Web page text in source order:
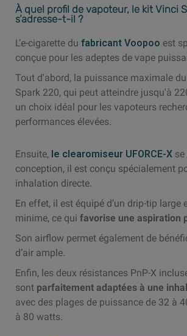
À quel profil de vapoteur, le kit Vinci
s’adresse-t-il ?
L’e-cigarette du fabricant Voopoo est
conçue pour les adeptes de vape
Tout d'abord, la puissance maximale
Spark 220, qui peut atteindre jusqu'à
un choix idéal pour les vapoteurs
performances élevées.
Ensuite, le clearomiseur UFORCE-X
conception, il est conçu spécialement
inhalation directe.
En effet, il est équipé d’un drip-tip large
minime, ce qui favorise une aspiration
Son airflow permet également de
d’air ample.
Enfin, les deux résistances PnP-X
sont parfaitement adaptées à une
avec des plages de puissance de 32 à
à 80 watts.